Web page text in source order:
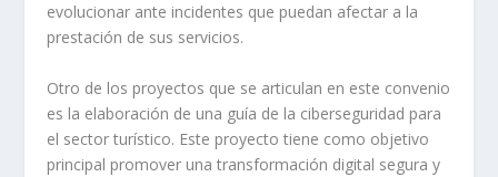
evolucionar ante incidentes que puedan afectar a la
prestación de sus servicios.
Otro de los proyectos que se articulan en este convenio
es la elaboración de una guía de la ciberseguridad para
el sector turístico. Este proyecto tiene como objetivo
principal promover una transformación digital segura y